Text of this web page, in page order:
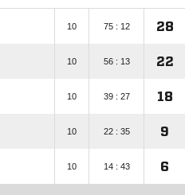
10 75 : 12 28
10 56 : 13 22
10 39 : 27 18
10 22 : 35 9
10 14 : 43 6